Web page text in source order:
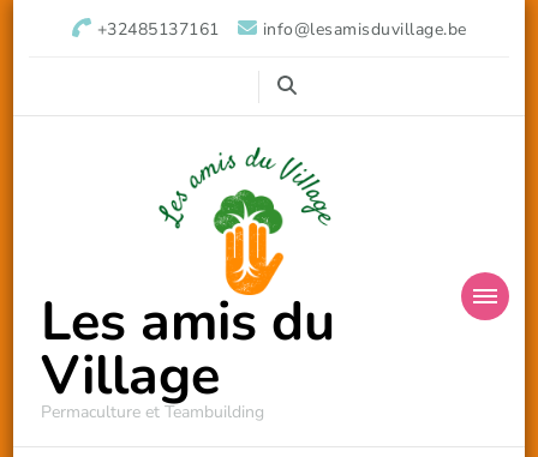
+32485137161 info@lesamisduvillage.be
Les amis du
Village
Permaculture et Teambuilding